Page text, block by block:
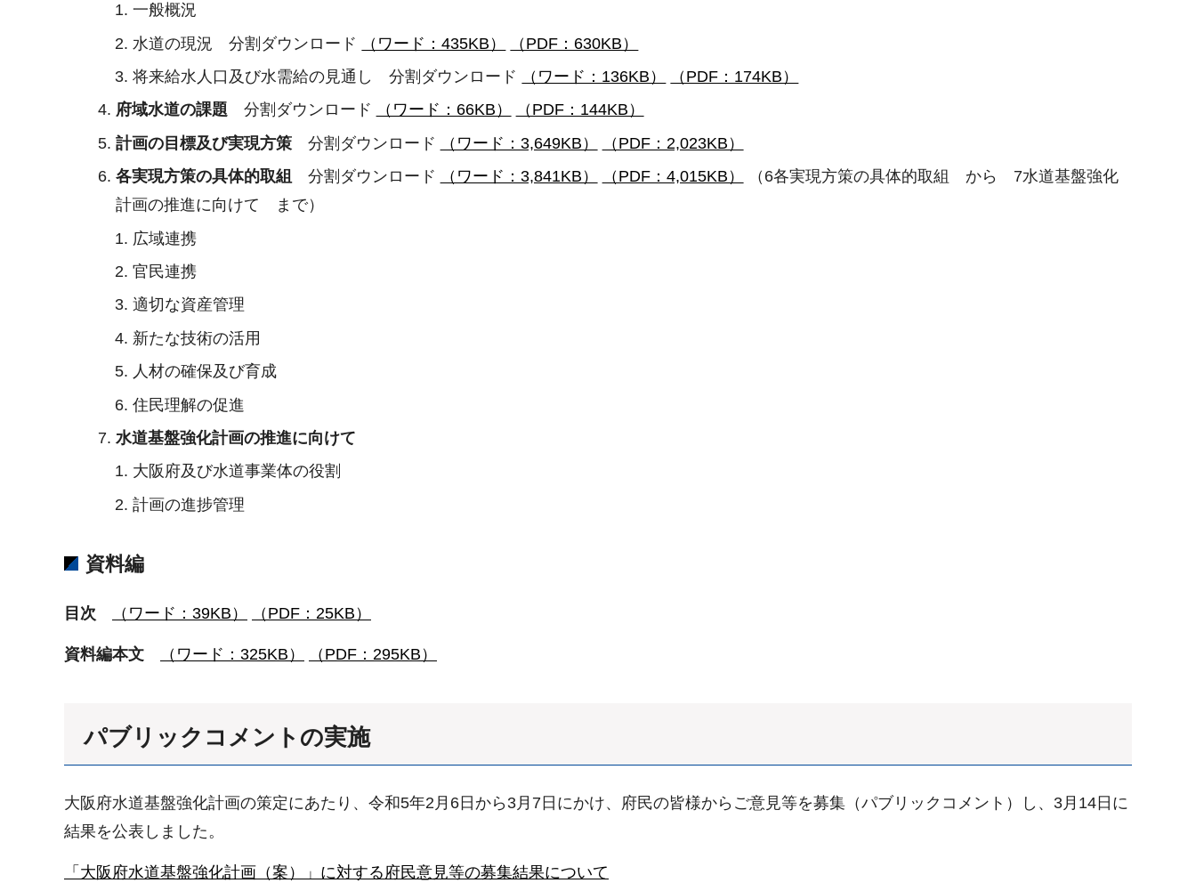
一般概況
水道の現況 分割ダウンロード
（ワード：435KB）
（PDF：630KB）
将来給水人口及び水需給の見通し 分割ダウンロード
（ワード：136KB）
（PDF：174KB）
府域水道の課題 分割ダウンロード （ワード：66KB）
（PDF：144KB）
計画の目標及び実現方策分割ダウンロード （ワード：3,649KB）
（PDF：2,023KB）
各実現方策の具体的取組 分割ダウンロード （ワード：3,841KB） （PDF：4,015KB）
（6各実現方策の具体的取組 から 7水道基盤強化
計画の推進に向けて まで）
広域連携
官民連携
適切な資産管理
新たな技術の活用
人材の確保及び育成
住民理解の促進
水道基盤強化計画の推進に向けて
大阪府及び水道事業体の役割
計画の進捗管理
資料編
目次 （ワード：39KB） （PDF：25KB）
資料編本文 （ワード：325KB） （PDF：295KB）
パブリックコメントの実施
大阪府水道基盤強化計画の策定にあたり、令和5年2月6日から3月7日にかけ、府民の皆様からご意見等を募集（パブリックコメント）し、3月14日に
結果を公表しました。
「大阪府水道基盤強化計画（案）」に対する府民意見等の募集結果について